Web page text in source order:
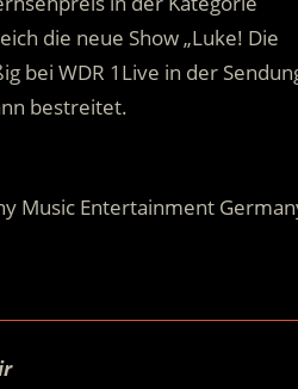
die neue Show „Luke! Die
bei WDR 1Live in der
bestreitet.
Music Entertainment